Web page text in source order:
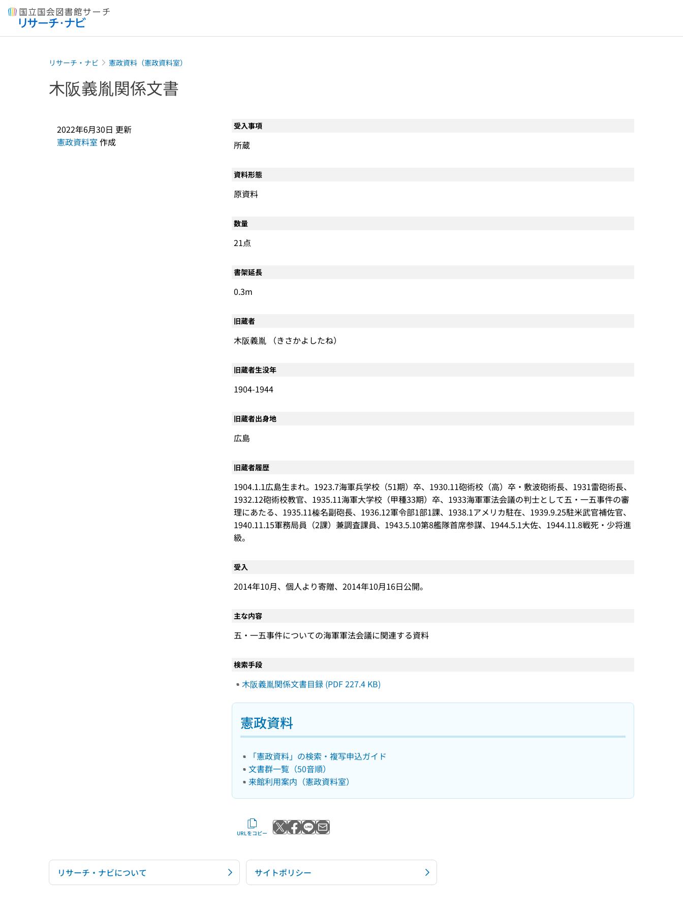
本文へ移動
リサーチ・ナビ 憲政資料（憲政資料室）
木阪義胤関係文書
2022年6月30日 更新
憲政資料室 作成
受入事項
所蔵
資料形態
原資料
数量
21点
書架延長
0.3m
旧蔵者
木阪義胤 （きさかよしたね）
旧蔵者生没年
1904-1944
旧蔵者出身地
広島
旧蔵者履歴
1904.1.1広島生まれ。1923.7海軍兵学校（51期）卒、1930.11砲術校（高）卒・敷波砲術長、1931雷砲術長、
1932.12砲術校教官、1935.11海軍大学校（甲種33期）卒、1933海軍軍法会議の判士として五・一五事件の審
理にあたる、1935.11榛名副砲長、1936.12軍令部1部1課、1938.1アメリカ駐在、1939.9.25駐米武官補佐官、
1940.11.15軍務局員（2課）兼調査課員、1943.5.10第8艦隊首席参謀、1944.5.1大佐、1944.11.8戦死・少将進
級。
受入
2014年10月、個人より寄贈、2014年10月16日公開。
主な内容
五・一五事件についての海軍軍法会議に関連する資料
検索手段
木阪義胤関係文書目録 (PDF 227.4 KB)
憲政資料
「憲政資料」の検索・複写申込ガイド
文書群一覧（50音順）
来館利用案内（憲政資料室）
URLをコピー Xでポストする
Facebookでシェアする
LINEで送る
メールで送る
リサーチ・ナビについて サイトポリシー